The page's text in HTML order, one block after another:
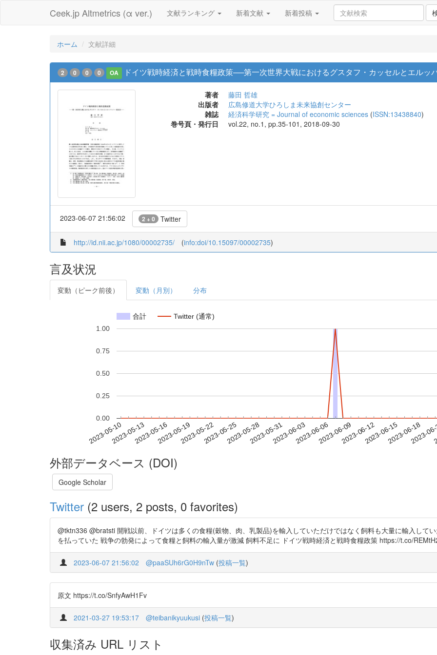
Ceek.jp Altmetrics (α ver.) 文献ランキング 新着文献 新着投稿
ホーム 文献詳細
2 0 0 0 OA ドイツ戦時経済と戦時食糧政策──第一次世界大戦におけるグスタフ・カッセルとエルッ
著者
藤田 哲雄
出版者
広島修道大学ひろしま未来協創センター
雑誌
経済科学研究 = Journal of economic sciences (ISSN:13438840)
巻号頁・発行日
vol.22, no.1, pp.35-101, 2018-09-30
2023-06-07 21:56:02 2 + 0 Twitter
http://id.nii.ac.jp/1080/00002735/ (info:doi/10.15097/00002735)
言及状況
変動（ピーク前後） 変動（月別） 分布
合計 Twitter (通常)
2023-05-102023-05-132023-05-162023-05-192023-05-222023-05-252023-05-282023-05-312023-06-032023-06-062023-06-092023-06-122023-06-152023-06-18
2023-
0.00
0.25
0.50
0.75
1.00
外部データベース (DOI)
Google Scholar
Twitter (2 users, 2 posts, 0 favorites)
@tktn336 @bratsti 開戦以前、ドイツは多くの食糧(穀物、肉、乳製品)を輸入していただけではなく飼料も大量に輸入して
を払っていた 戦争の勃発によって食糧と飼料の輸入量が激減 飼料不足に ドイツ戦時経済と戦時食糧政策 https://t.co/
2023-06-07 21:56:02 @paaSUh6rG0H9nTw (投稿一覧)
原文 https://t.co/SnfyAwH1Fv
2021-03-27 19:53:17 @teibanikyuukusi (投稿一覧)
収集済み URL リスト